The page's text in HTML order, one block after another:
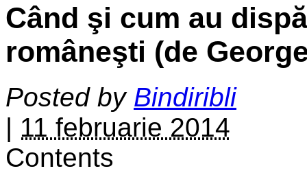
Când şi cum au
româneşti (de
Posted by Bindiribli
| 11 februarie 2014
Contents